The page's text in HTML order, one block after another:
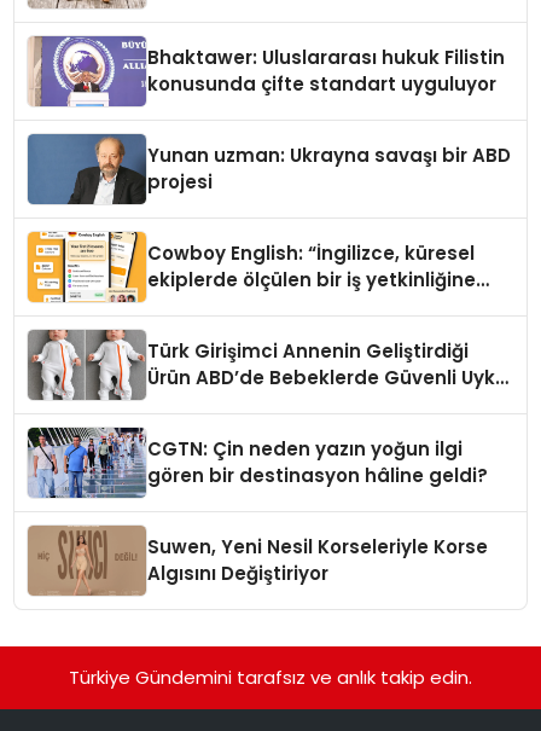
Bhaktawer: Uluslararası hukuk Filistin
konusunda çifte standart uyguluyor
Yunan uzman: Ukrayna savaşı bir ABD
projesi
Cowboy English: “İngilizce, küresel
ekiplerde ölçülen bir iş yetkinliğine
Türk Girişimci Annenin Geliştirdiği
Ürün ABD’de Bebeklerde Güvenli Uyku
CGTN: Çin neden yazın yoğun ilgi
gören bir destinasyon hâline geldi?
Suwen, Yeni Nesil Korseleriyle Korse
Algısını Değiştiriyor
Türkiye Gündemini tarafsız ve anlık takip edin.